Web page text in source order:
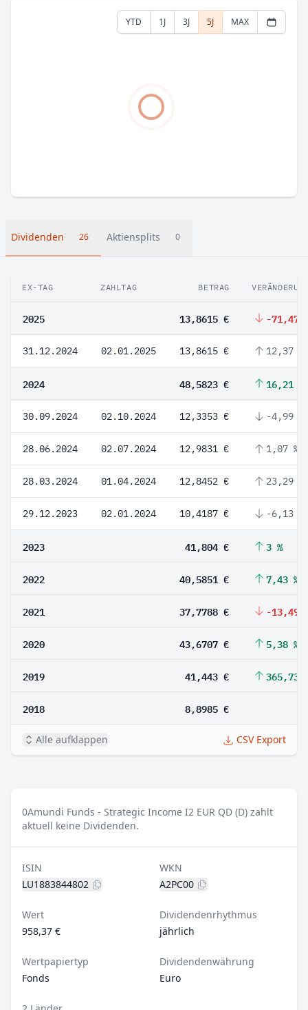
YTD 1J 3J 5J MAX
Dividenden 26 Aktiensplits 0
EX-TAG ZAHLTAG BETRAG
2025 13,8615 € -71,47
31.12.2024 02.01.2025 13,8615 € 12,37 %
2024 48,5823 € 16,21 %
30.09.2024 02.10.2024 12,3353 € -4,99 %
28.06.2024 02.07.2024 12,9831 € 1,07 %
28.03.2024 01.04.2024 12,8452 € 23,29 %
29.12.2023 02.01.2024 10,4187 € -6,13 %
2023 41,804 € 3 %
2022 40,5851 € 7,43 %
2021 37,7788 € -13,49
2020 43,6707 € 5,38 %
2019 41,443 € 365,73
2018 8,8985 €
Alle aufklappen CSV Export
0Amundi Funds - Strategic Income I2 EUR QD (D) zahlt
aktuell keine Dividenden.
ISIN
LU1883844802
WKN
A2PC00
Wert
958,37 €
Dividendenrhythmus
jährlich
Wertpapiertyp
Fonds
Dividendenwährung
Euro